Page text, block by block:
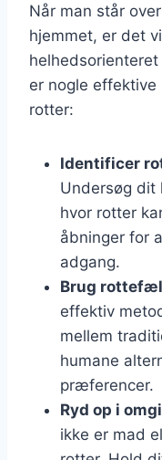
Når man står
hjemmet, er det
er nogle
rotter:
Identificer
Undersøg dit
hvor rotter
åbninger for
adgang.
Brug
effektiv
mellem
humane
præferencer.
Ryd op i
ikke er mad